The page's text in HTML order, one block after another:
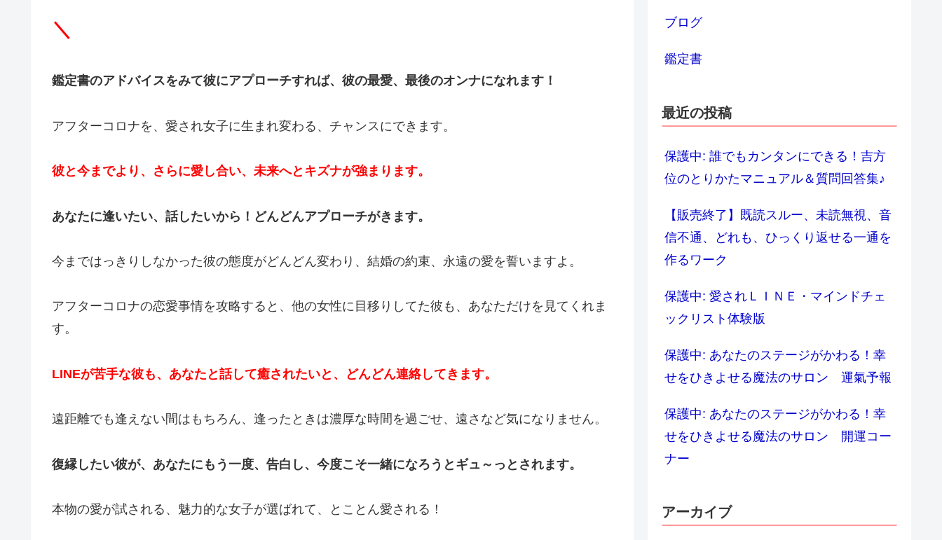
＼
鑑定書のアドバイスをみて彼にアプローチすれば、彼の最愛、最後のオンナになれます！
アフターコロナを、愛され女子に生まれ変わる、チャンスにできます。
彼と今までより、さらに愛し合い、未来へとキズナが強まります。
あなたに逢いたい、話したいから！どんどんアプローチがきます。
今まではっきりしなかった彼の態度がどんどん変わり、結婚の約束、永遠の愛を誓いますよ。
アフターコロナの恋愛事情を攻略すると、他の女性に目移りしてた彼も、あなただけを見てくれま
す。
LINEが苦手な彼も、あなたと話して癒されたいと、どんどん連絡してきます。
遠距離でも逢えない間はもちろん、逢ったときは濃厚な時間を過ごせ、遠さなど気になりません。
復縁したい彼が、あなたにもう一度、告白し、今度こそ一緒になろうとギュ～っとされます。
本物の愛が試される、魅力的な女子が選ばれて、とことん愛される！
ブログ
鑑定書
最近の投稿
保護中: 誰でもカンタンにできる！吉方
位のとりかたマニュアル＆質問回答集♪
【販売終了】既読スルー、未読無視、音
信不通、どれも、ひっくり返せる一通を
作るワーク
保護中: 愛されＬＩＮＥ・マインドチェ
ックリスト体験版
保護中: あなたのステージがかわる！幸
せをひきよせる魔法のサロン 運氣予報
保護中: あなたのステージがかわる！幸
せをひきよせる魔法のサロン 開運コー
ナー
アーカイブ